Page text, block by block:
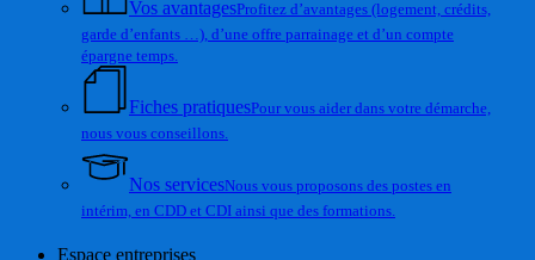
Vos avantagesProfitez d’avantages (logement, crédits,
garde d’enfants …), d’une offre parrainage et d’un compte
épargne temps.
Fiches pratiquesPour vous aider dans votre démarche,
nous vous conseillons.
Nos servicesNous vous proposons des postes en
intérim, en CDD et CDI ainsi que des formations.
Espace entreprises